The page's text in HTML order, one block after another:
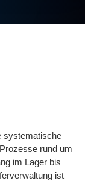
systematische
rund um
im Lager bis
ist